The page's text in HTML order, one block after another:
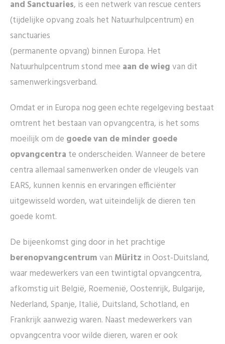
and Sanctuaries, is een netwerk van rescue centers
(tijdelijke opvang zoals het Natuurhulpcentrum) en
sanctuaries
(permanente opvang) binnen Europa. Het
Natuurhulpcentrum stond mee aan de wiegvan dit
samenwerkingsverband.
Omdat er in Europa nog geen echte regelgeving bestaat
omtrent het bestaan van opvangcentra, is het soms
moeilijk om de goede van de minder goede
opvangcentra te onderscheiden. Wanneer de betere
centra allemaal samenwerken onder de vleugels van
EARS, kunnen kennis en ervaringen efficiënter
uitgewisseld worden, wat uiteindelijk de dieren ten
goede komt.
De bijeenkomst ging door in het prachtige
berenopvangcentrumvan Müritz in Oost-Duitsland,
waar medewerkers van een twintigtal opvangcentra,
afkomstig uit België, Roemenië, Oostenrijk, Bulgarije,
Nederland, Spanje, Italië, Duitsland, Schotland, en
Frankrijk aanwezig waren. Naast medewerkers van
opvangcentra voor wilde dieren, waren er ook